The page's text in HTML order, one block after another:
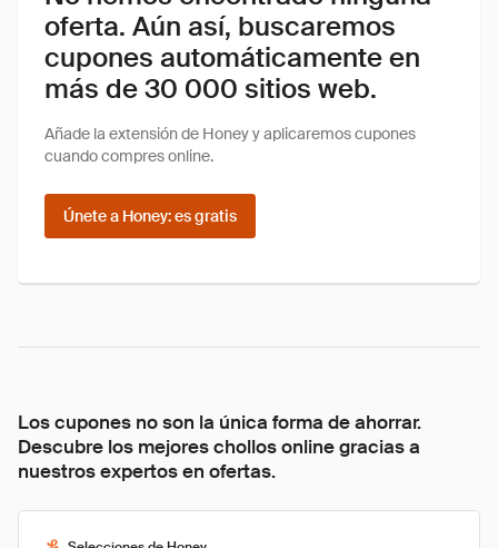
oferta. Aún así, buscaremos
cupones automáticamente en
más de 30 000 sitios web.
Añade la extensión de Honey y aplicaremos cupones
cuando compres online.
Únete a Honey: es gratis
Los cupones no son la única forma de ahorrar.
Descubre los mejores chollos online gracias a
nuestros expertos en ofertas.